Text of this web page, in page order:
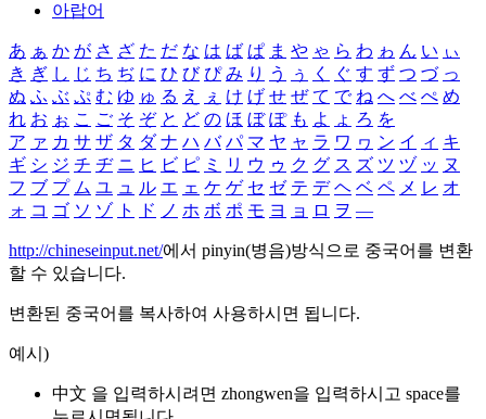
아랍어
あ ぁ か が さ ざ た だ な は ば ぱ ま や ゃ ら わ ゎ ん い ぃ
き ぎ し じ ち ぢ に ひ び ぴ み り う ぅ く ぐ す ず つ づ っ
ぬ ふ ぶ ぷ む ゆ ゅ る え ぇ け げ せ ぜ て で ね へ べ ぺ め
れ お ぉ こ ご そ ぞ と ど の ほ ぼ ぽ も よ ょ ろ を
ア ァ カ サ ザ タ ダ ナ ハ バ パ マ ヤ ャ ラ ワ ヮ ン イ ィ キ
ギ シ ジ チ ヂ ニ ヒ ビ ピ ミ リ ウ ゥ ク グ ス ズ ツ ヅ ッ ヌ
フ ブ プ ム ユ ュ ル エ ェ ケ ゲ セ ゼ テ デ ヘ ベ ペ メ レ オ
ォ コ ゴ ソ ゾ ト ド ノ ホ ボ ポ モ ヨ ョ ロ ヲ ―
http://chineseinput.net/에서 pinyin(병음)방식으로 중국어를 변환
할 수 있습니다.
변환된 중국어를 복사하여 사용하시면 됩니다.
예시)
中文 을 입력하시려면 zhongwen을 입력하시고 space를